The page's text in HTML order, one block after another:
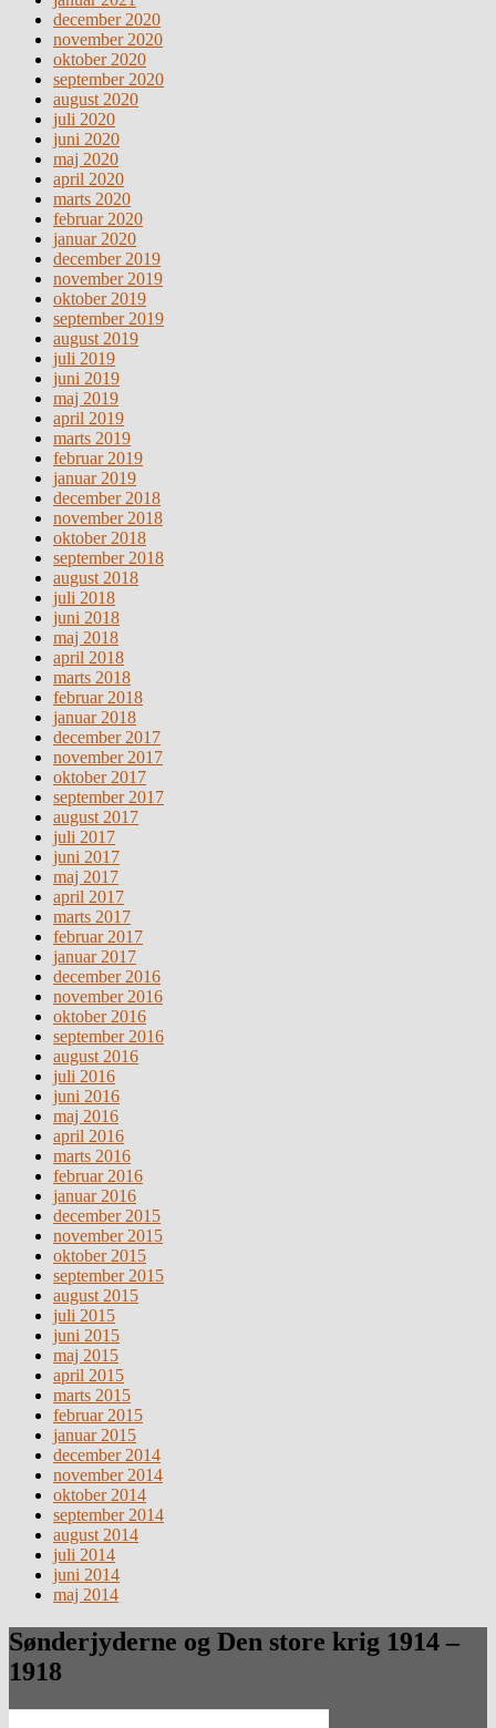
december 2020
november 2020
oktober 2020
september 2020
august 2020
juli 2020
juni 2020
maj 2020
april 2020
marts 2020
februar 2020
januar 2020
december 2019
november 2019
oktober 2019
september 2019
august 2019
juli 2019
juni 2019
maj 2019
april 2019
marts 2019
februar 2019
januar 2019
december 2018
november 2018
oktober 2018
september 2018
august 2018
juli 2018
juni 2018
maj 2018
april 2018
marts 2018
februar 2018
januar 2018
december 2017
november 2017
oktober 2017
september 2017
august 2017
juli 2017
juni 2017
maj 2017
april 2017
marts 2017
februar 2017
januar 2017
december 2016
november 2016
oktober 2016
september 2016
august 2016
juli 2016
juni 2016
maj 2016
april 2016
marts 2016
februar 2016
januar 2016
december 2015
november 2015
oktober 2015
september 2015
august 2015
juli 2015
juni 2015
maj 2015
april 2015
marts 2015
februar 2015
januar 2015
december 2014
november 2014
oktober 2014
september 2014
august 2014
juli 2014
juni 2014
maj 2014
Sønderjyderne og Den store krig 1914 –
1918